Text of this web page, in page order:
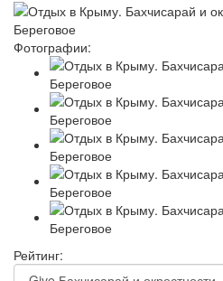
Фотографии:
Рейтинг: